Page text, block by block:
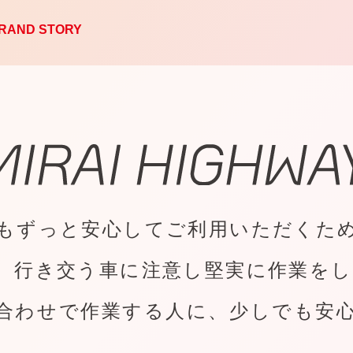
STORY
ずっと安心してご利用いただくた
行き交う車に注意し堅実に作業を
わせで作業する人に、少しでも安